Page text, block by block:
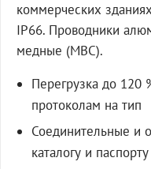
коммерческих
IP66. Проводники
медные (МВС).
Перегрузка до 120
протоколам на тип
Соединительные и
каталогу и паспорту